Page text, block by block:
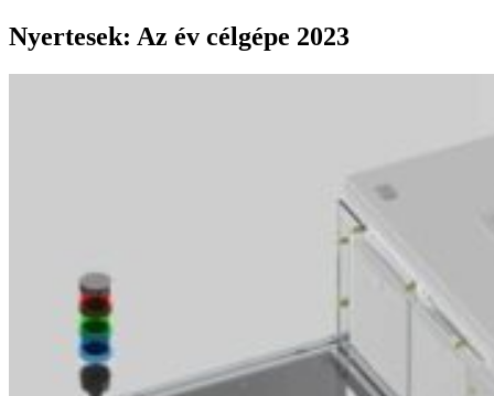
Nyertesek: Az év célgépe 2023